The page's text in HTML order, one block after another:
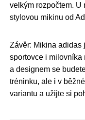
velkým rozpočtem. U
stylovou mikinu od
Závěr: Mikina adidas
sportovce i milovníka
a designem se
tréninku, ale i v
variantu a užijte si